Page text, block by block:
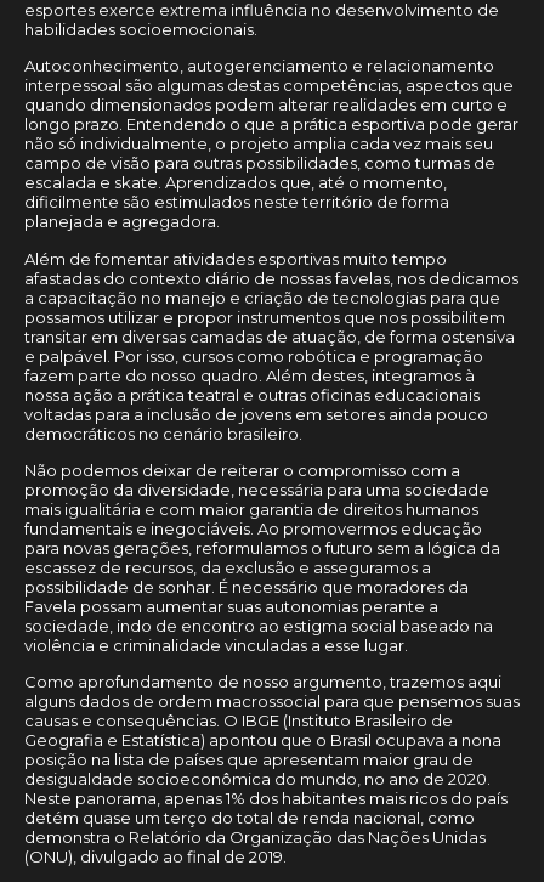
esportes exerce extrema influência no desenvolvimento de
habilidades socioemocionais.
Autoconhecimento, autogerenciamento e relacionamento
interpessoal são algumas destas competências, aspectos que
quando dimensionados podem alterar realidades em curto e
longo prazo. Entendendo o que a prática esportiva pode gerar
não só individualmente, o projeto amplia cada vez mais seu
campo de visão para outras possibilidades, como turmas de
escalada e skate. Aprendizados que, até o momento,
dificilmente são estimulados neste território de forma
planejada e agregadora.
Além de fomentar atividades esportivas muito tempo
afastadas do contexto diário de nossas favelas, nos dedicamos
a capacitação no manejo e criação de tecnologias para que
possamos utilizar e propor instrumentos que nos possibilitem
transitar em diversas camadas de atuação, de forma ostensiva
e palpável. Por isso, cursos como robótica e programação
fazem parte do nosso quadro. Além destes, integramos à
nossa ação a prática teatral e outras oficinas educacionais
voltadas para a inclusão de jovens em setores ainda pouco
democráticos no cenário brasileiro.
Não podemos deixar de reiterar o compromisso com a
promoção da diversidade, necessária para uma sociedade
mais igualitária e com maior garantia de direitos humanos
fundamentais e inegociáveis. Ao promovermos educação
para novas gerações, reformulamos o futuro sem a lógica da
escassez de recursos, da exclusão e asseguramos a
possibilidade de sonhar. É necessário que moradores da
Favela possam aumentar suas autonomias perante a
sociedade, indo de encontro ao estigma social baseado na
violência e criminalidade vinculadas a esse lugar.
Como aprofundamento de nosso argumento, trazemos aqui
alguns dados de ordem macrossocial para que pensemos suas
causas e consequências. O IBGE (Instituto Brasileiro de
Geografia e Estatística) apontou que o Brasil ocupava a nona
posição na lista de países que apresentam maior grau de
desigualdade socioeconômica do mundo, no ano de 2020.
Neste panorama, apenas 1% dos habitantes mais ricos do país
detém quase um terço do total de renda nacional, como
demonstra o Relatório da Organização das Nações Unidas
(ONU), divulgado ao final de 2019.